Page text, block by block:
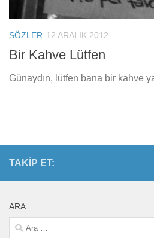
SÖZLER 12 ARALIK 2012
Bir Kahve Lütfen
Günaydın, lütfen bana bir kahve
TAKIP ET:
ARA
Arama: